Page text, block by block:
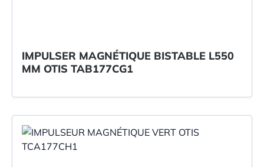
IMPULSER MAGNÉTIQUE BISTABLE L550
MM OTIS TAB177CG1